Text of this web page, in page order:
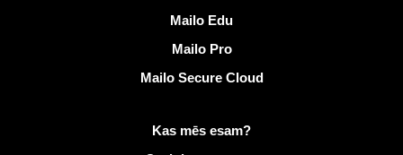
Mailo Edu
Mailo Pro
Mailo Secure Cloud
Vairāk informācijas vietnē Mailo
Kas mēs esam?